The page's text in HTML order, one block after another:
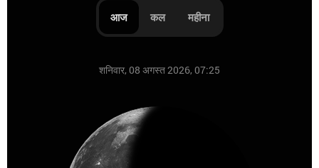
आज कल महीना
शनिवार, 08 अगस्त 2026, 07:25